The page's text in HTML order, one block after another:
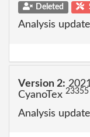
Deleted
Analysis
Version 2:
CyanoTex 23355
Analysis